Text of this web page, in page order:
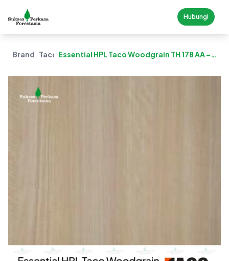
Hubungi
Brand Taco Essential HPL Taco Woodgrain TH 178 AA –